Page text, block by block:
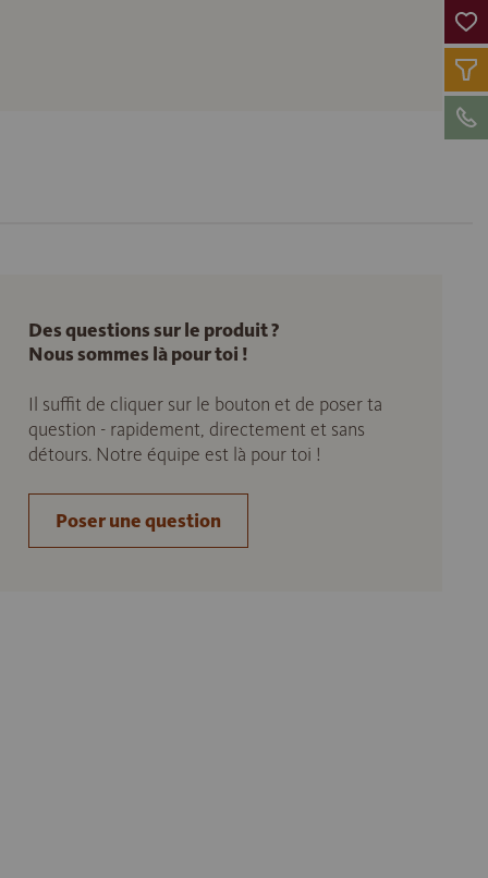
Des questions sur le produit ?
Nous sommes là pour toi !
Il suffit de cliquer sur le bouton et de poser ta
question - rapidement, directement et sans
détours. Notre équipe est là pour toi !
Poser une question